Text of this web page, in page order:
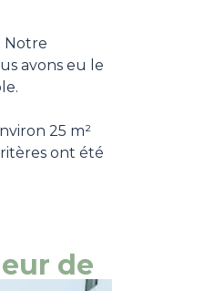
Notre
avons eu le
25 m²
ont été
de